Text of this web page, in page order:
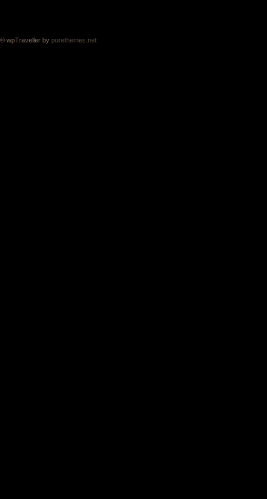
© wpTraveller by purethemes.net